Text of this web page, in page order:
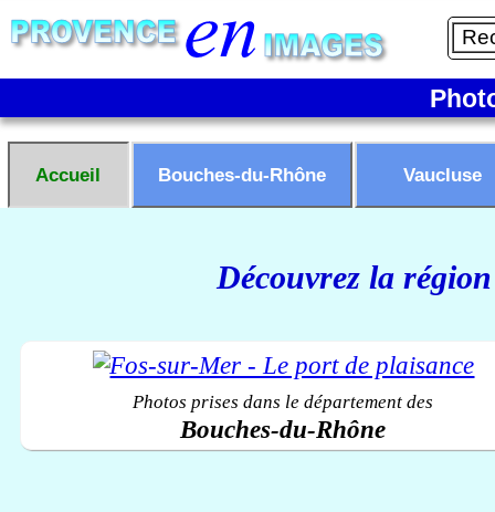
Accueil Bouches-du-Rhône Vaucluse
Découvrez la
Photos prises dans le département des
Bouches-du-Rhône